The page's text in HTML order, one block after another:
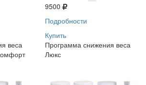
9500
Подробности
Купить
веса
Программа снижения веса
Люкс